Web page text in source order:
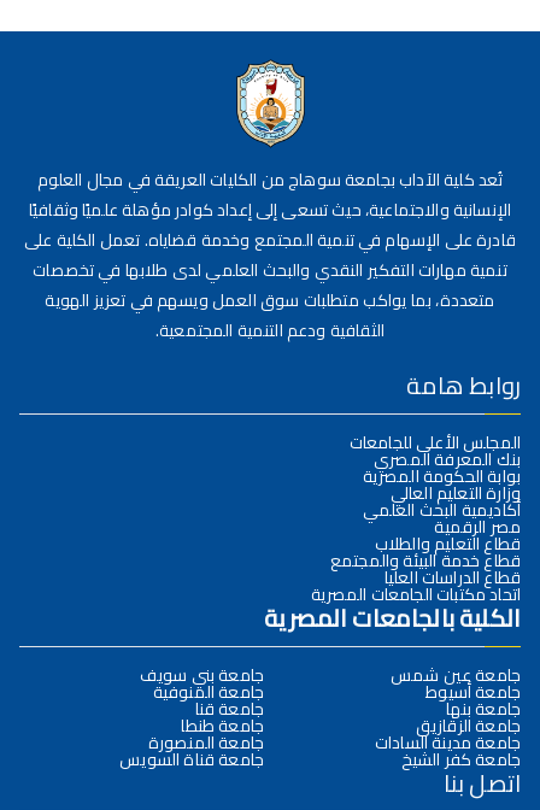
تُعد كلية الآداب بجامعة سوهاج من الكليات العريقة في مجال العلوم
الإنسانية والاجتماعية، حيث تسعى إلى إعداد كوادر مؤهلة علميًا وثقافيًا
قادرة على الإسهام في تنمية المجتمع وخدمة قضاياه. تعمل الكلية على
تنمية مهارات التفكير النقدي والبحث العلمي لدى طلابها في تخصصات
متعددة، بما يواكب متطلبات سوق العمل ويسهم في تعزيز الهوية
الثقافية ودعم التنمية المجتمعية.
روابط هامة
المجلس الأعلى للجامعات
بنك المعرفة المصري
بوابة الحكومة المصرية
وزارة التعليم العالي
أكاديمية البحث العلمي
مصر الرقمية
قطاع التعليم والطلاب
قطاع خدمة البيئة والمجتمع
قطاع الدراسات العليا
اتحاد مكتبات الجامعات المصرية
الكلية بالجامعات المصرية
جامعة عين شمس
جامعة أسيوط
جامعة بنها
جامعة الزقازيق
جامعة مدينة السادات
جامعة كفر الشيخ
جامعة بني سويف
جامعة المنوفية
جامعة قنا
جامعة طنطا
جامعة المنصورة
جامعة قناة السويس
اتصل بنا